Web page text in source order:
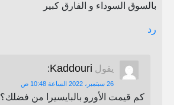
بالسوق السوداء و الفارق كبير
رد
يقول Kaddouri
:
26 سبتمبر، 2022 الساعة 10:48 ص
كم قيمت الأورو بالبايسيرا من فضلك؟